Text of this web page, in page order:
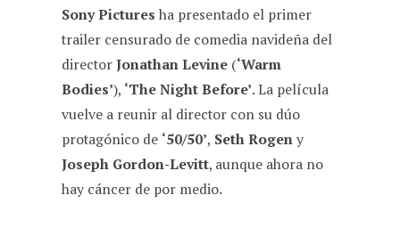
Sony Pictures ha presentado el primer
trailer censurado de comedia navideña del
directorJonathan Levine (‘Warm
Bodies’), ‘The Night Before’. La película
vuelve a reunir al director con su dúo
protagónico de ‘50/50’, Seth Rogeny
Joseph Gordon-Levitt, aunque ahora no
hay cáncer de por medio.